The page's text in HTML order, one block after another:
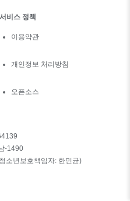
서비스 정책
이용약관
개인정보 처리방침
오픈소스
-1490
소년보호책임자: 한민균)